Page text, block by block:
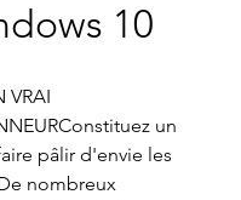
10
VRAI
un
pâlir d'envie les
nombreux